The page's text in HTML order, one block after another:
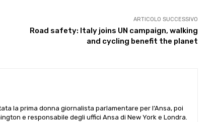
ARTICOLO SUCCESSIVO
Road safety: Italy joins UN campaign, walking
and cycling benefit the planet
la prima donna giornalista parlamentare per l’Ansa, poi
e responsabile degli uffici Ansa di New York e Londra.